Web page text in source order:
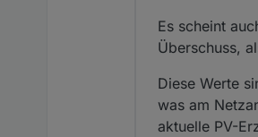
Es scheint
Überschuss,
Diese Werte
was am
aktuelle PV-